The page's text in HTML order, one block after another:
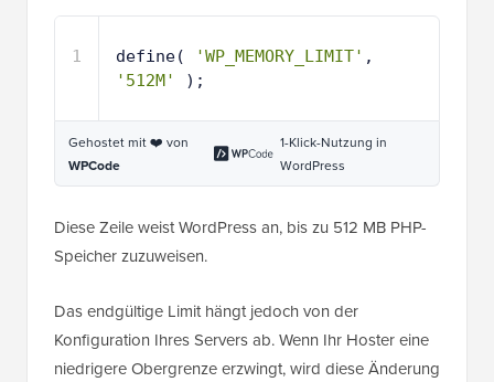
1 define( 'WP_MEMORY_LIMIT'
'512M'
);
Gehostet mit ❤️ von
WPCode
1-Klick-Nutzung in
WordPress
Diese Zeile weist WordPress an, bis zu 512 MB PHP-
Speicher zuzuweisen.
Das endgültige Limit hängt jedoch von der
Konfiguration Ihres Servers ab. Wenn Ihr Hoster eine
niedrigere Obergrenze erzwingt, wird diese Änderung